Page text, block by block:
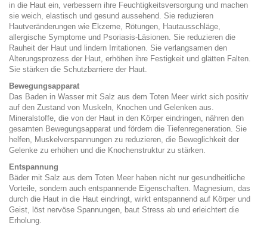
in die Haut ein, verbessern ihre Feuchtigkeitsversorgung und machen
sie weich, elastisch und gesund aussehend. Sie reduzieren
Hautveränderungen wie Ekzeme, Rötungen, Hautausschläge,
allergische Symptome und Psoriasis-Läsionen. Sie reduzieren die
Rauheit der Haut und lindern Irritationen. Sie verlangsamen den
Alterungsprozess der Haut, erhöhen ihre Festigkeit und glätten Falten.
Sie stärken die Schutzbarriere der Haut.
Bewegungsapparat
Das Baden in Wasser mit Salz aus dem Toten Meer wirkt sich positiv
auf den Zustand von Muskeln, Knochen und Gelenken aus.
Mineralstoffe, die von der Haut in den Körper eindringen, nähren den
gesamten Bewegungsapparat und fördern die Tiefenregeneration. Sie
helfen, Muskelverspannungen zu reduzieren, die Beweglichkeit der
Gelenke zu erhöhen und die Knochenstruktur zu stärken.
Entspannung
Bäder mit Salz aus dem Toten Meer haben nicht nur gesundheitliche
Vorteile, sondern auch entspannende Eigenschaften. Magnesium, das
durch die Haut in die Haut eindringt, wirkt entspannend auf Körper und
Geist, löst nervöse Spannungen, baut Stress ab und erleichtert die
Erholung.